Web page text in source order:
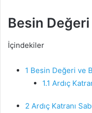
Besin
İçindekiler
1 Besin Değeri ve
1.1 Ardıç
2 Ardıç Katranı